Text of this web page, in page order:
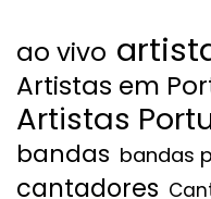
ao vivo
Artistas em
Artistas
bandas bandas
cantadores